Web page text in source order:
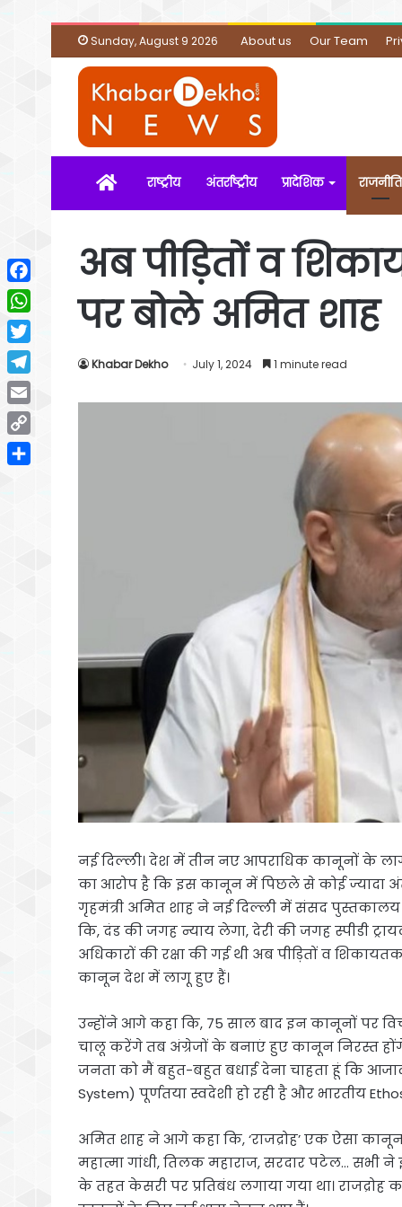
Sunday, August 9 2026 About us Our Team
Homeराष्ट्रीय अंतर्राष्ट्रीय प्रादेशिक राजनीति
अब पीड़ितों व
पर बोले अमित शाह
Khabar Dekho July 1, 2024 1 minute read
नई दिल्ली। देश में तीन नए आपराधिक कानूनों के
का आरोप है कि इस कानून में पिछले से कोई ज्यादा
गृहमंत्री अमित शाह ने नई दिल्ली में संसद
कि, दंड की जगह न्याय लेगा, देरी की जगह स्पीडी
अधिकारों की रक्षा की गई थी अब पीड़ितों व
कानून देश में लागू हुए हैं।
उन्होंने आगे कहा कि, 75 साल बाद इन कानूनों पर
चालू करेंगे तब अंग्रेजों के बनाएं हुए कानून निरस्त
जनता को मैं बहुत-बहुत बधाई देना चाहता हूं कि
System) पूर्णतया स्वदेशी हो रही है और भारतीय
अमित शाह ने आगे कहा कि, ‘राजद्रोह’ एक ऐसा
महात्मा गांधी, तिलक महाराज, सरदार पटेल…
के तहत केसरी पर प्रतिबंध लगाया गया था।
Facebook
WhatsApp
Twitter
Telegram
Email
Copy
Link